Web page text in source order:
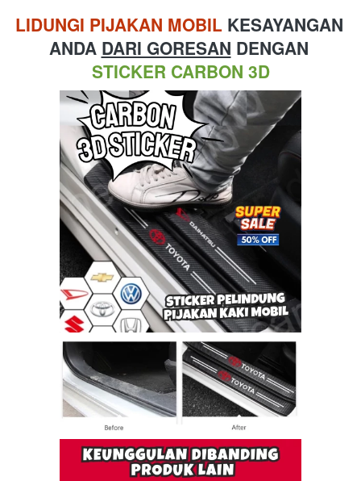
LIDUNGI PIJAKAN MOBIL KESAYANGAN
ANDA DARI GORESAN
STICKER CARBON 3D